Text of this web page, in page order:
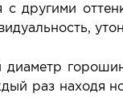
с другими
раз находя